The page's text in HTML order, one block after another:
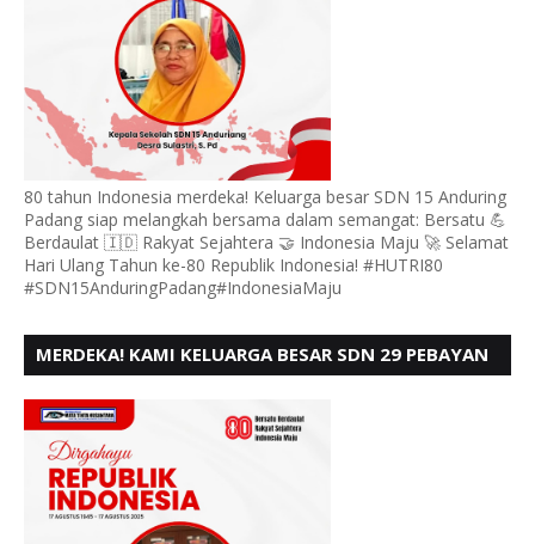
80 tahun Indonesia merdeka! Keluarga besar SDN 15 Anduring
Padang siap melangkah bersama dalam semangat: Bersatu 💪
Berdaulat 🇮🇩 Rakyat Sejahtera 🤝 Indonesia Maju 🚀 Selamat
Hari Ulang Tahun ke-80 Republik Indonesia! #HUTRI80
#SDN15AnduringPadang#IndonesiaMaju
MERDEKA! KAMI KELUARGA BESAR SDN 29 PEBAYAN
KE - 80